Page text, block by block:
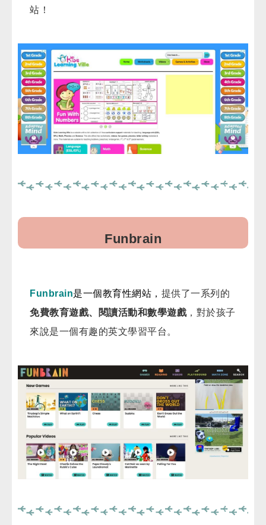
站！
Funbrain
Funbrain是一個教育性網站， 提供了一系列的
免費教育遊戲、閱讀活動和數學遊戲，對於孩子
來說是一個有趣的英文學習平台。